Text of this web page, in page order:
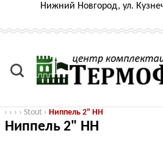
Нижний Новгород, ул.
› › › › Stout › Ниппель 2" НН
Ниппель 2" НН